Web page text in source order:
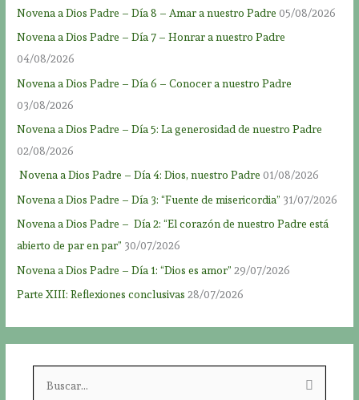
Novena a Dios Padre – Día 8 – Amar a nuestro Padre 05/08/2026
Novena a Dios Padre – Día 7 – Honrar a nuestro Padre
04/08/2026
Novena a Dios Padre – Día 6 – Conocer a nuestro Padre
03/08/2026
Novena a Dios Padre – Día 5: La generosidad de nuestro Padre
02/08/2026
Novena a Dios Padre – Día 4: Dios, nuestro Padre 01/08/2026
Novena a Dios Padre – Día 3: “Fuente de misericordia” 31/07/2026
Novena a Dios Padre – Día 2: “El corazón de nuestro Padre está
abierto de par en par” 30/07/2026
Novena a Dios Padre – Día 1: “Dios es amor” 29/07/2026
Parte XIII: Reflexiones conclusivas 28/07/2026